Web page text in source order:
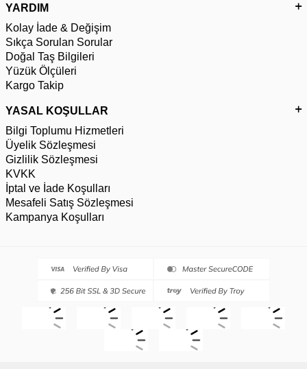
YARDIM
Kolay İade & Değişim
Sıkça Sorulan Sorular
Doğal Taş Bilgileri
Yüzük Ölçüleri
Kargo Takip
YASAL KOŞULLAR
Bilgi Toplumu Hizmetleri
Üyelik Sözleşmesi
Gizlilik Sözleşmesi
KVKK
İptal ve İade Koşulları
Mesafeli Satış Sözleşmesi
Kampanya Koşulları